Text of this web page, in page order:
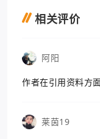
相关评价
阿阳
作者在引用资料方
莱茵19